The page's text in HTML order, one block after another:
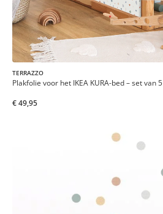
TERRAZZO
Plakfolie voor het IKEA KURA-bed – set van 5
€ 49,95